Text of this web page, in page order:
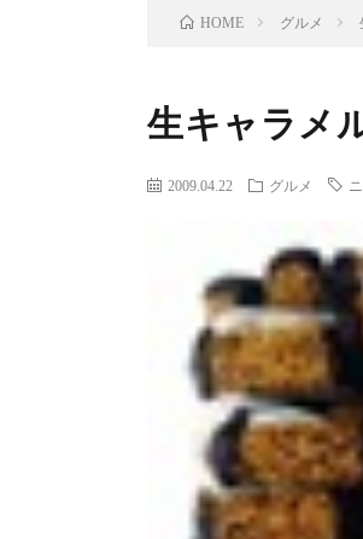
HOME グルメ
生キャラメ
2009.04.22 グルメ